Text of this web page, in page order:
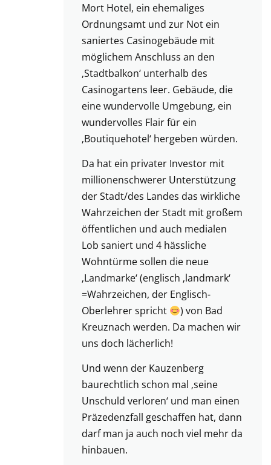
Mort Hotel, ein ehemaliges
Ordnungsamt und zur Not ein
saniertes Casinogebäude mit
möglichem Anschluss an den
‚Stadtbalkon‘ unterhalb des
Casinogartens leer. Gebäude, die
eine wundervolle Umgebung, ein
wundervolles Flair für ein
‚Boutiquehotel‘ hergeben würden.
Da hat ein privater Investor mit
millionenschwerer Unterstützung
der Stadt/des Landes das wirkliche
Wahrzeichen der Stadt mit großem
öffentlichen und auch medialen
Lob saniert und 4 hässliche
Wohntürme sollen die neue
‚Landmarke‘ (englisch ‚landmark‘
=Wahrzeichen, der Englisch-
Oberlehrer spricht
) von Bad
Kreuznach werden. Da machen wir
uns doch lächerlich!
Und wenn der Kauzenberg
baurechtlich schon mal ‚seine
Unschuld verloren‘ und man einen
Präzedenzfall geschaffen hat, dann
darf man ja auch noch viel mehr da
hinbauen.